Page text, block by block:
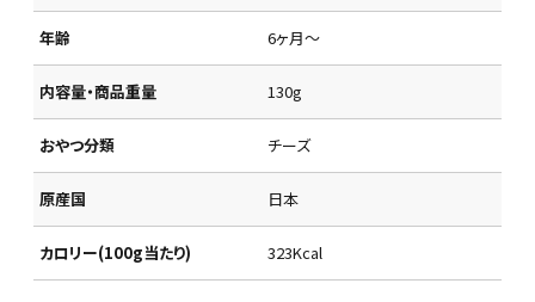
年齢 6ヶ月～
内容量・商品重量 130g
おやつ分類 チーズ
原産国 日本
カロリー(100g当たり) 323Kcal